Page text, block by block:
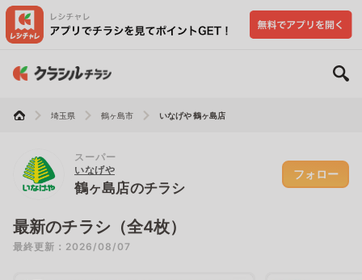
埼玉県 鶴ヶ島市 いなげや 鶴ヶ島店
スーパー
いなげや
鶴ヶ島店のチラシ
フォロー
最新のチラシ（全4枚）
最終更新：2026/08/07